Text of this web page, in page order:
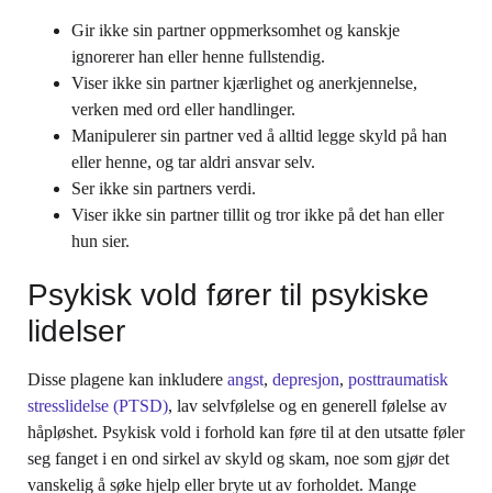
Gir ikke sin partner oppmerksomhet og kanskje
ignorerer han eller henne fullstendig.
Viser ikke sin partner kjærlighet og anerkjennelse,
verken med ord eller handlinger.
Manipulerer sin partner ved å alltid legge skyld på han
eller henne, og tar aldri ansvar selv.
Ser ikke sin partners verdi.
Viser ikke sin partner tillit og tror ikke på det han eller
hun sier.
Psykisk vold fører til psykiske
lidelser
Disse plagene kan inkludere angst, depresjon, posttraumatisk
stresslidelse (PTSD), lav selvfølelse og en generell følelse av
håpløshet. Psykisk vold i forhold kan føre til at den utsatte føler
seg fanget i en ond sirkel av skyld og skam, noe som gjør det
vanskelig å søke hjelp eller bryte ut av forholdet. Mange